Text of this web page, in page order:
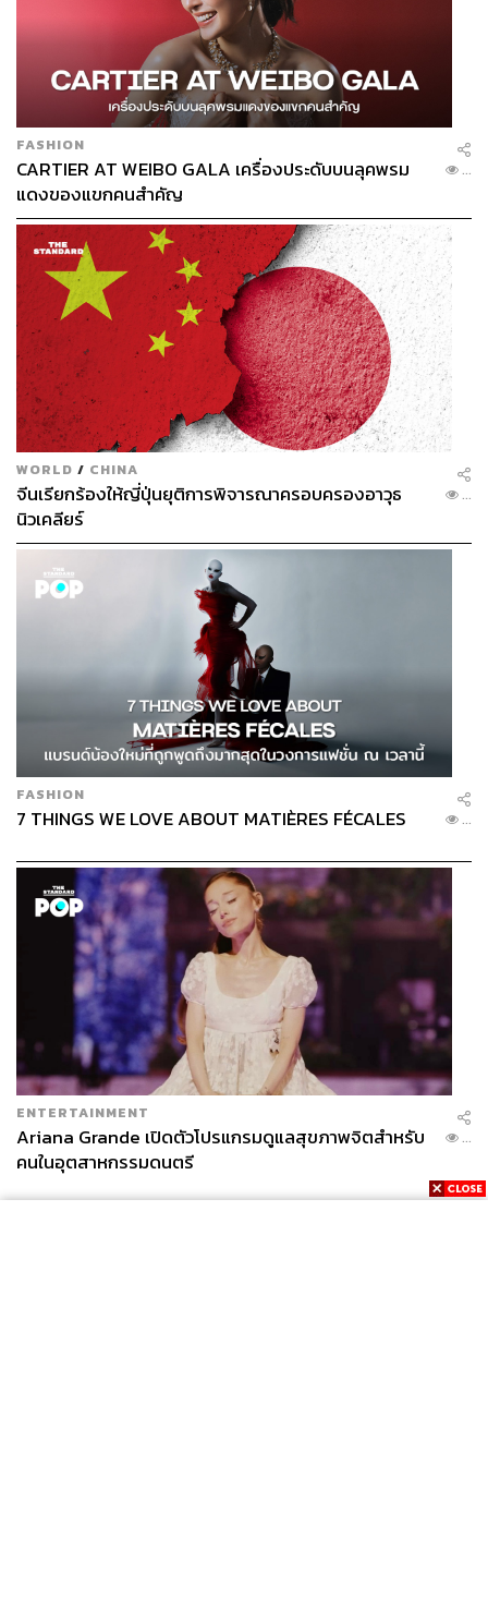
FASHION
CARTIER AT WEIBO GALA เครื่องประดับบนลุคพรม
แดงของแขกคนสำคัญ
...
WORLD / CHINA
จีนเรียกร้องให้ญี่ปุ่นยุติการพิจารณาครอบครองอาวุธ
นิวเคลียร์
...
FASHION
7 THINGS WE LOVE ABOUT MATIÈRES FÉCALES ...
ENTERTAINMENT
Ariana Grande เปิดตัวโปรแกรมดูแลสุขภาพจิตสำหรับ
คนในอุตสาหกรรมดนตรี
...